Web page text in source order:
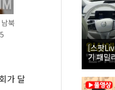
북
가 달
[스팟
기 패밀